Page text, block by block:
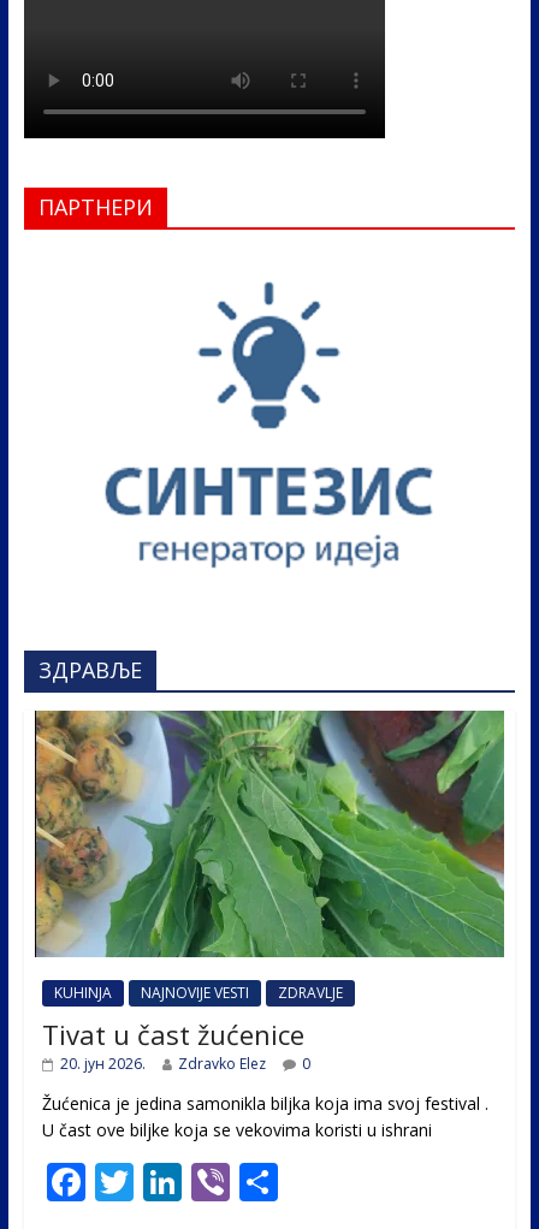
ПАРТНЕРИ
ЗДРАВЉЕ
KUHINJA NAJNOVIJE VESTI ZDRAVLJE
Tivat u čast žućenice
20. јун 2026. Zdravko Elez 0
Žućenica je jedina samonikla biljka koja ima svoj festival .
U čast ovе biljke koja se vekovima koristi u ishrani
F T Li Vi S